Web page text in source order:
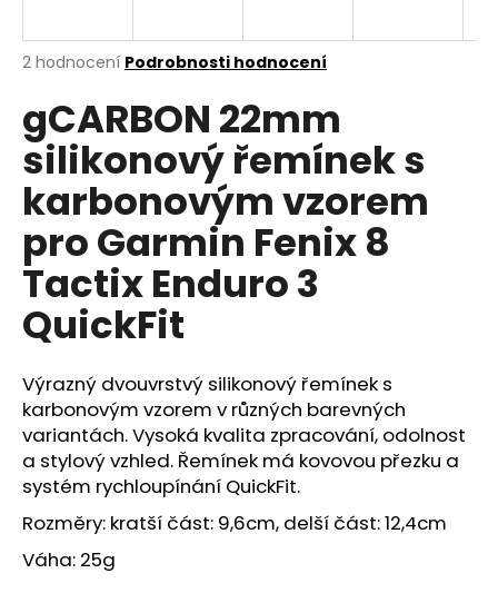
Průměrné
produktu
je
5,0
z
5
hvězdiček.
2 hodnocení Podrobnosti hodnocení
gCARBON 22mm
silikonový řemínek s
karbonovým vzorem
pro Garmin Fenix 8
Tactix Enduro 3
QuickFit
Výrazný dvouvrstvý silikonový řemínek s
karbonovým vzorem v různých barevných
variantách. Vysoká kvalita zpracování, odolnost
a stylový vzhled. Řemínek má kovovou přezku a
systém rychloupínání QuickFit.
Rozměry: kratší část: 9,6cm, delší část: 12,4cm
Váha: 25g
j
t
?
HLEDAT
o
p
o
r
u
č
u
j
e